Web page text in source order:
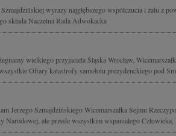
wyrazy najgłębszego współczucia i żalu z
składa Naczelna Rada Adwokacka
wielkiego przyjaciela Śląska Wrocław,
Ofiary katastrofy samolotu prezydenckiego pod
Jerzego Szmajdzińskiego Wicemarszałka Sejmu
Narodowej, ale przede wszystkim wspaniałego